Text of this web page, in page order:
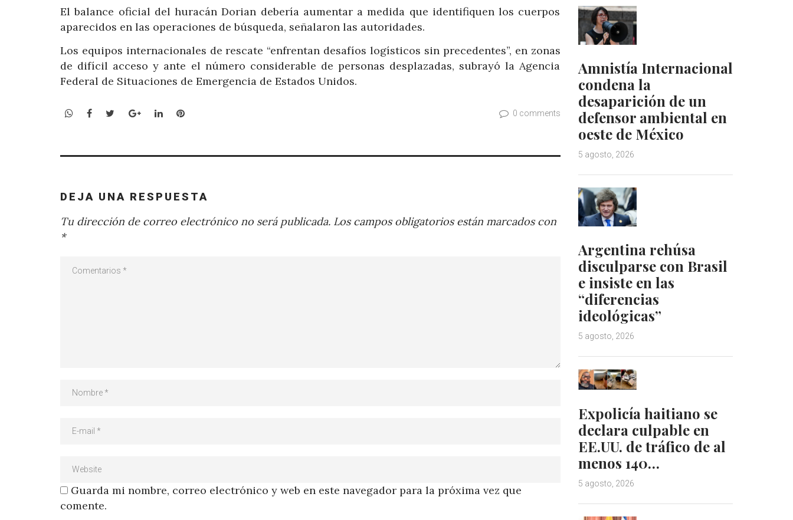
El balance oficial del huracán Dorian debería aumentar a medida que identifiquen los cuerpos
aparecidos en las operaciones de búsqueda, señalaron las autoridades.
Los equipos internacionales de rescate “enfrentan desafíos logísticos sin precedentes”, en zonas
de difícil acceso y ante el número considerable de personas desplazadas, subrayó la Agencia
Federal de Situaciones de Emergencia de Estados Unidos.
WhatsApp
Facebook
TwitterGoogle+LinkedInPinterest 0 comments
DEJA UNA RESPUESTA
Tu dirección de correo electrónico no será publicada. Los campos obligatorios están marcados con
*
Guarda mi nombre, correo electrónico y web en este navegador para la próxima vez que
comente.
Amnistía Internacional
condena la
desaparición de un
defensor ambiental en
oeste de México
5 agosto, 2026
Argentina rehúsa
disculparse con Brasil
e insiste en las
“diferencias
ideológicas”
5 agosto, 2026
Expolicía haitiano se
declara culpable en
EE.UU. de tráfico de al
menos 140…
5 agosto, 2026